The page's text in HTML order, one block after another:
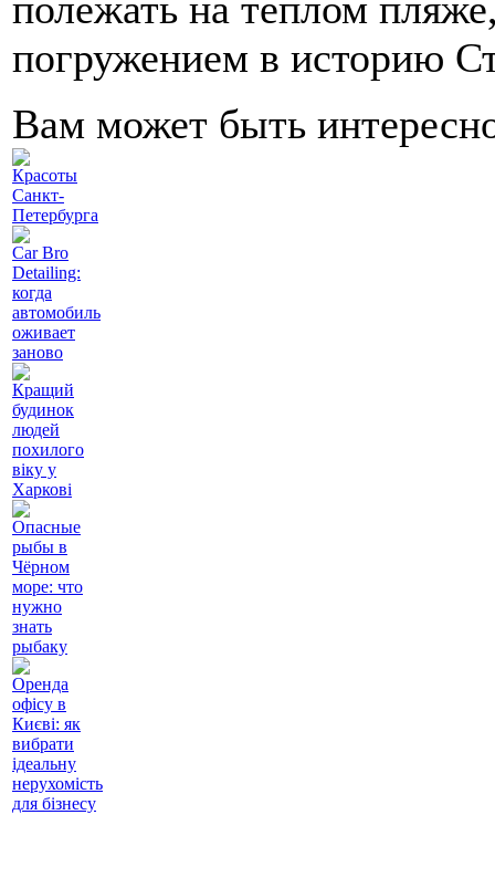
полежать на теплом
погружением в историю
Вам может быть
Красоты
Санкт-
Петербурга
Car Bro
Detailing:
когда
автомобиль
оживает
заново
Кращий
будинок
людей
похилого
віку у
Харкові
Опасные
рыбы в
Чёрном
море: что
нужно
знать
рыбаку
Оренда
офісу в
Києві: як
вибрати
ідеальну
нерухомість
для бізнесу